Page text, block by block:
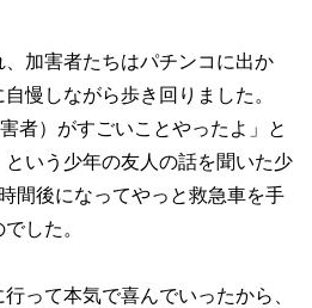
加害者たちはパチンコに出か
慢しながら歩き回りました。
者）がすごいことやったよ」と
いう少年の友人の話を聞いた少
間後になってやっと救急車を手
した。
って本気で喜んでいったから、